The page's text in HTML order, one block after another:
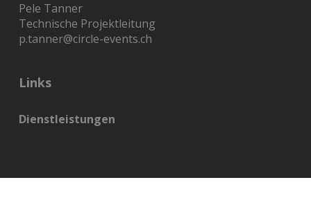
Pele Tanner
Technische Projektleitung
p.tanner@circle-events.ch
Links
Dienstleistungen